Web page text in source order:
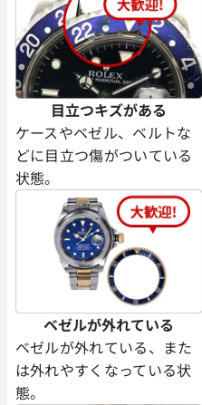
日時点の参考買取価格です
目立つキズがある
ケースやベゼル、ベルトな
どに目立つ傷がついている
状態。
ベゼルが外れている
ベゼルが外れている、また
は外れやすくなっている状
態。